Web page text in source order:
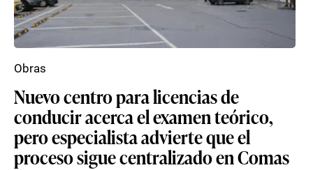
Nuevo centro para licencias de
conducir acerca el examen teórico,
pero especialista advierte que el
proceso sigue centralizado en Comas
Obras